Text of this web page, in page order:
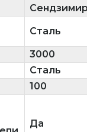
Сталь
3000
Сталь
100
Да